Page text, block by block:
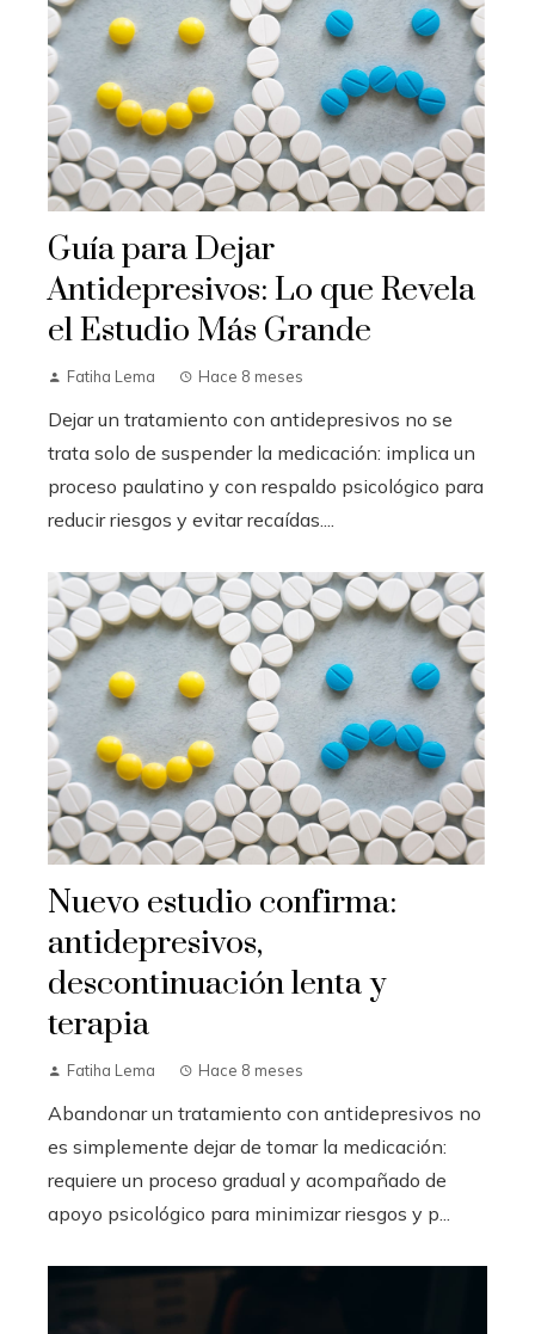
Guía para Dejar
Antidepresivos: Lo que Revela
el Estudio Más Grande
Fatiha Lema Hace 8 meses
Dejar un tratamiento con antidepresivos no se
trata solo de suspender la medicación: implica un
proceso paulatino y con respaldo psicológico para
reducir riesgos y evitar recaídas....
Nuevo estudio confirma:
antidepresivos,
descontinuación lenta y
terapia
Fatiha Lema Hace 8 meses
Abandonar un tratamiento con antidepresivos no
es simplemente dejar de tomar la medicación:
requiere un proceso gradual y acompañado de
apoyo psicológico para minimizar riesgos y p...